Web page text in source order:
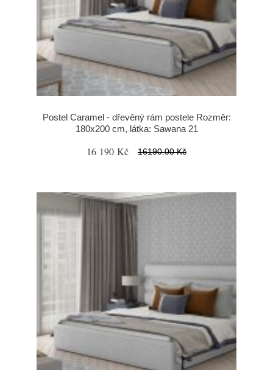
Postel Caramel - dřevěný rám postele Rozměr:
180x200 cm, látka: Sawana 21
16 190 Kč 16190.00 Kč